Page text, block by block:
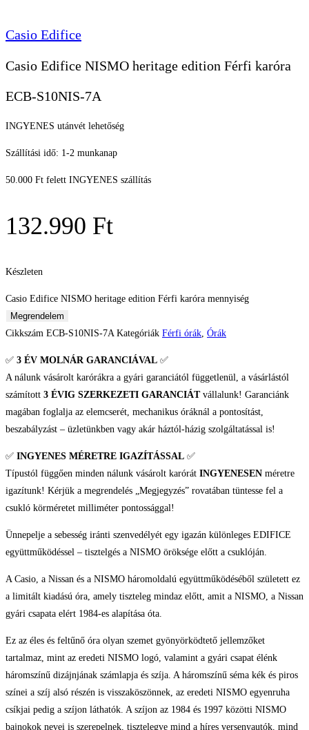
Casio Edifice
Casio Edifice NISMO heritage edition Férfi karóra
ECB-S10NIS-7A
INGYENES utánvét lehetőség
Szállítási idő: 1-2 munkanap
50.000 Ft felett INGYENES szállítás
132.990 Ft
Készleten
Casio Edifice NISMO heritage edition Férfi karóra mennyiség
Megrendelem
Cikkszám ECB-S10NIS-7A Kategóriák Férfi órák, Órák
✅ 3 ÉV MOLNÁR GARANCIÁVAL ✅
A nálunk vásárolt karórákra a gyári garanciától függetlenül, a vásárlástól
számított 3 ÉVIG SZERKEZETI GARANCIÁTvállalunk! Garanciánk
magában foglalja az elemcserét, mechanikus óráknál a pontosítást,
beszabályzást – üzletünkben vagy akár háztól-házig szolgáltatással is!
✅ INGYENES MÉRETRE IGAZÍTÁSSAL ✅
Típustól függően minden nálunk vásárolt karórát INGYENESEN méretre
igazítunk! Kérjük a megrendelés „Megjegyzés” rovatában tüntesse fel a
csukló körméretet milliméter pontossággal!
Ünnepelje a sebesség iránti szenvedélyét egy igazán különleges EDIFICE
együttműködéssel – tisztelgés a NISMO öröksége előtt a csuklóján.
A Casio, a Nissan és a NISMO háromoldalú együttműködéséből született ez
a limitált kiadású óra, amely tiszteleg mindaz előtt, amit a NISMO, a Nissan
gyári csapata elért 1984-es alapítása óta.
Ez az éles és feltűnő óra olyan szemet gyönyörködtető jellemzőket
tartalmaz, mint az eredeti NISMO logó, valamint a gyári csapat élénk
háromszínű dizájnjának számlapja és szíja. A háromszínű séma kék és piros
színei a szíj alsó részén is visszaköszönnek, az eredeti NISMO egyenruha
csíkjai pedig a szíjon láthatók. A szíjon az 1984 és 1997 közötti NISMO
bajnokok nevei is szerepelnek, tisztelegve mind a híres versenyautók, mind